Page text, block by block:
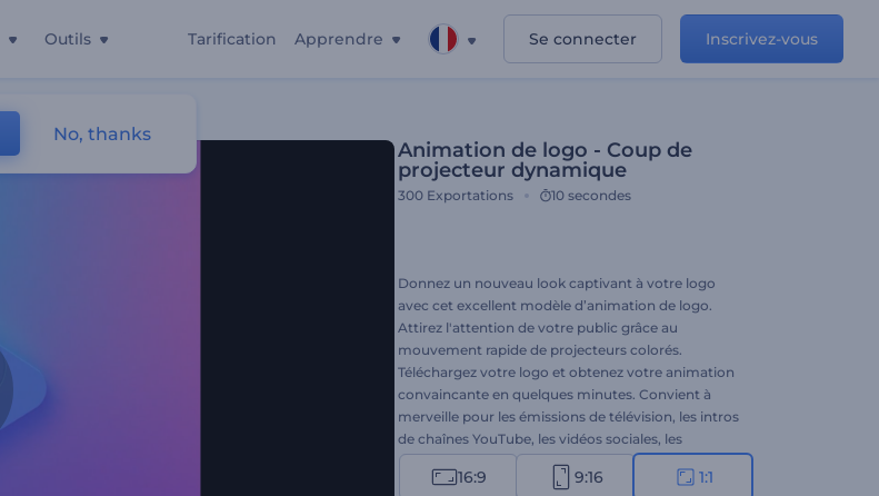
Outils Tarification Apprendre Se connecter Inscrivez-vous
Animation de logo - Coup de
projecteur dynamique
300 Exportations 10 secondes
Donnez un nouveau look captivant à votre logo
avec cet excellent modèle d’animation de logo.
Attirez l'attention de votre public grâce au
mouvement rapide de projecteurs colorés.
Téléchargez votre logo et obtenez votre animation
convaincante en quelques minutes. Convient à
merveille pour les émissions de télévision, les intros
de chaînes YouTube, les vidéos sociales, les
promotions d'événements et bien plus encore.
Essayez dès maintenant et profitez de l’animation
16:9 9:16 1:1
No, thanks